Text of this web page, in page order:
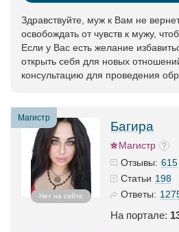
Здравствуйте, муж к Вам не
освобождать от чувств к мужу,
Если у Вас есть желание
открыть себя для новых
консультацию для проведения
Магистр
Нет на сайте
Багира
Магистр
Отзывы: 615
Статьи 198
Ответы:
На портале: